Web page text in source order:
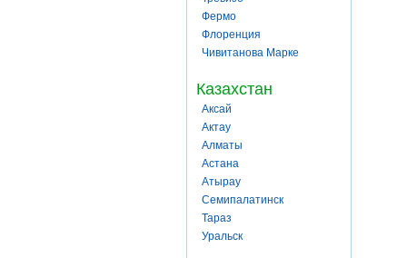
Фермо
Флоренция
Чивитанова Марке
Казахстан
Аксай
Актау
Алматы
Астана
Атырау
Семипалатинск
Тараз
Уральск